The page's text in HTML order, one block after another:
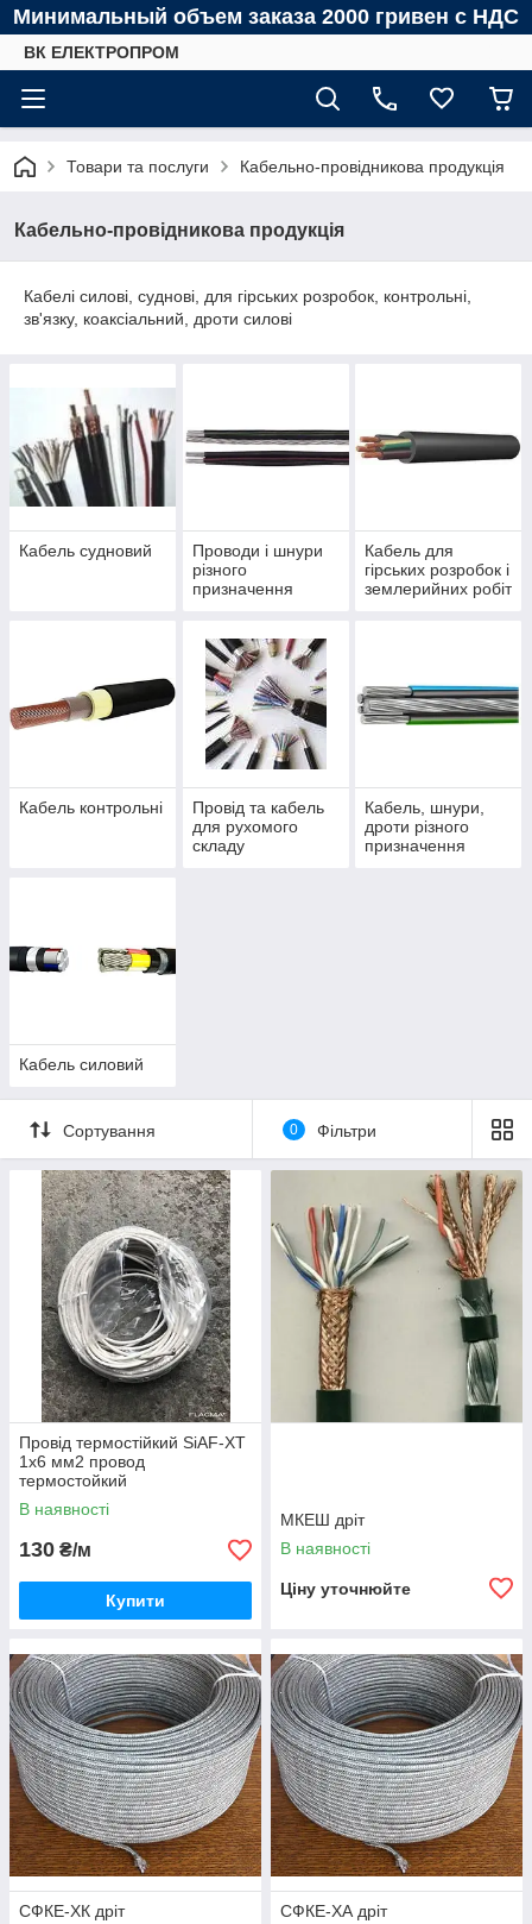
Минимальный объем заказа 2000 гривен с НДС
ВК ЕЛЕКТРОПРОМ
Товари та послуги Кабельно-провідникова продукція
Кабельно-провідникова продукція
Кабелі силові, суднові, для гірських розробок, контрольні,
зв'язку, коаксіальний, дроти силові
Кабель судновий
Проводи і шнури
різного
призначення
Кабель для
гірських розробок і
землерийних робіт
Кабель контрольні
Провід та кабель
для рухомого
складу
Кабель, шнури,
дроти різного
призначення
Кабель силовий
Сортування 0 Фільтри
Провід термостійкий SiAF-XT
1х6 мм2 провод
термостойкий
В наявності
130 ₴/м
Купити
МКЕШ дріт
В наявності
Ціну уточнюйте
СФКЕ-ХК дріт
СФКЕ-ХА дріт